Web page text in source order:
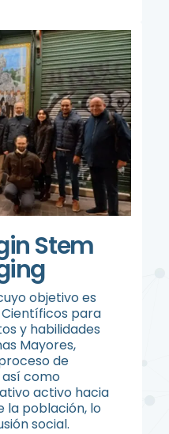
Stem
objetivo es
para
y habilidades
Mayores,
de
como
activo hacia
la población, lo
social.